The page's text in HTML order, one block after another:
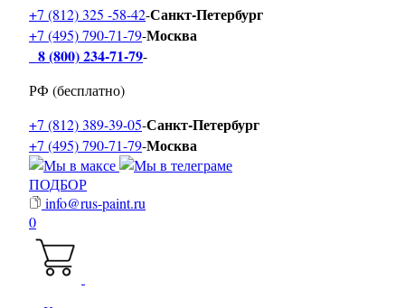
+7 (812) 325 -58-42-Санкт-Петербург
+7 (495) 790-71-79-Москва
8 (800) 234-71-79-
РФ (бесплатно)
+7 (812) 389-39-05-Санкт-Петербург
+7 (495) 790-71-79-Москва
ПОДБОР
info@rus-paint.ru
0